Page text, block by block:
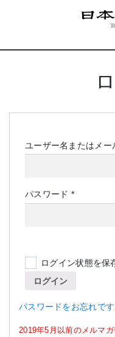
ユーザー名またはメ
パスワード *必
須
ログイン状態を保
ログイン
パスワードをお忘れで
2019年5月以前のメルマ